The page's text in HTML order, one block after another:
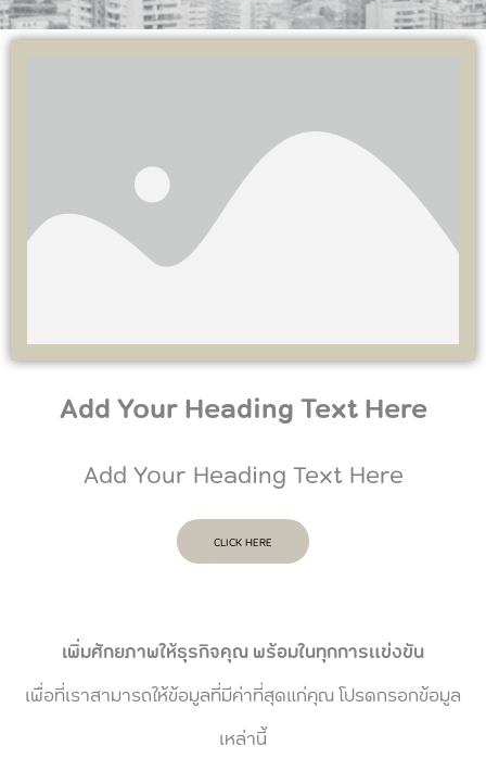
Add Your Heading Text Here
Add Your Heading Text Here
CLICK HERE
เพิ่มศักยภาพให้ธุรกิจคุณ พร้อมในทุกการแข่งขัน
เพื่อที่เราสามารถให้ข้อมูลที่มีค่าที่สุดแก่คุณ โปรดกรอกข้อมูล
เหล่านี้